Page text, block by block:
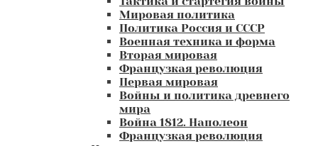
вложенное
меню
Мировая политика
Политика Россия и СССР
Военная техника и форма
Вторая мировая
Французкая революция
Первая мировая
Войны и политика древнего
мира
Война 1812. Наполеон
Французкая революция